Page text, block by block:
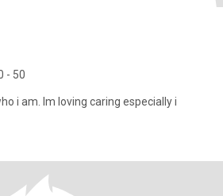
- 50
i am. Im loving caring especially i